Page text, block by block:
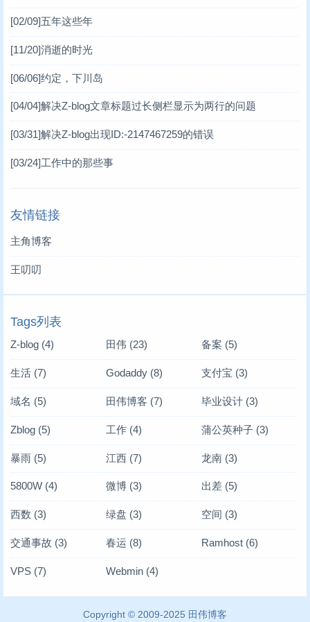
[02/09]五年这些年
[11/20]消逝的时光
[06/06]约定，下川岛
[04/04]解决Z-blog文章标题过长侧栏显示为两行的问题
[03/31]解决Z-blog出现ID:-2147467259的错误
[03/24]工作中的那些事
友情链接
主角博客
王叨叨
Tags列表
Z-blog (4) 田伟(23) 备案 (5)
生活 (7) Godaddy(8) 支付宝 (3)
域名 (5) 田伟博客 (7) 毕业设计(3)
Zblog (5) 工作(4) 蒲公英种子(3)
暴雨 (5) 江西(7) 龙南(3)
5800W (4) 微博(3) 出差(5)
西数 (3) 绿盘 (3) 空间 (3)
交通事故 (3) 春运 (8) Ramhost(6)
VPS (7) Webmin(4)
Copyright © 2009-2025 田伟博客